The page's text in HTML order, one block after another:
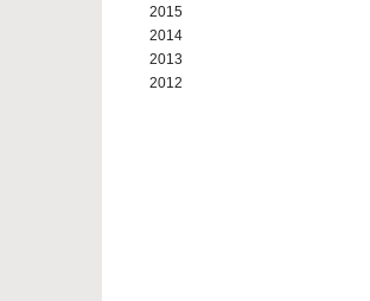
2015
2014
2013
2012